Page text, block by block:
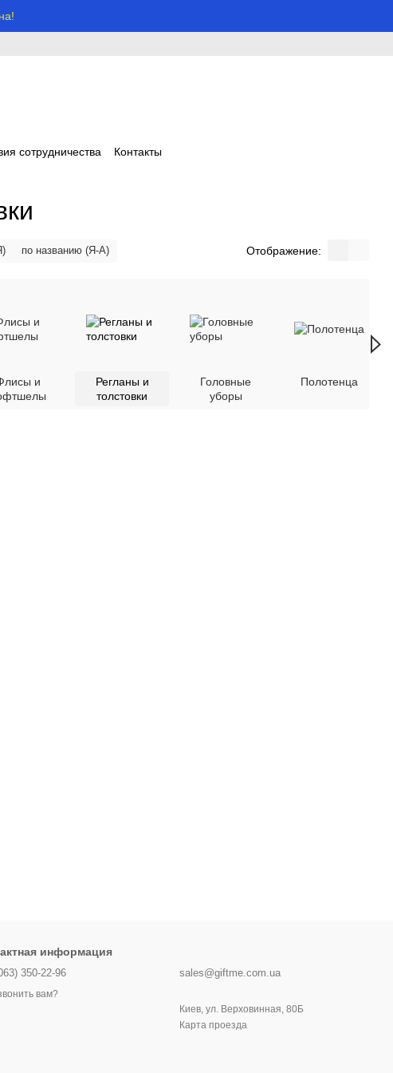
сотрудничества Контакты
по названию (Я-А) Отображение:
и
Регланы и
толстовки
Головные
уборы
Полотенца
информация
350-22-96
вам?
sales@giftme.com.ua
Киев, ул. Верховинная, 80Б
Карта проезда